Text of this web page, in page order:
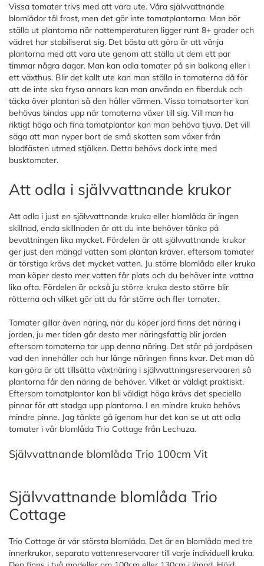
Vissa tomater trivs med att vara ute. Våra självvattnande
blomlådor tål frost, men det gör inte tomatplantorna. Man bör
ställa ut plantorna när nattemperaturen ligger runt 8+ grader och
vädret har stabiliserat sig. Det bästa att göra är att vänja
plantorna med att vara ute genom att ställa ut dem ett par
timmar några dagar. Man kan odla tomater på sin balkong eller i
ett växthus. Blir det kallt ute kan man ställa in tomaterna då för
att de inte ska frysa annars kan man använda en fiberduk och
täcka över plantan så den håller värmen. Vissa tomatsorter kan
behövas bindas upp när tomaterna växer till sig. Vill man ha
riktigt höga och fina tomatplantor kan man behöva tjuva. Det vill
säga att man nyper bort de små skotten som växer från
bladfästen utmed stjälken. Detta behövs dock inte med
busktomater.
Att odla i självvattnande krukor
Att odla i just en självvattnande kruka eller blomlåda är ingen
skillnad, enda skillnaden är att du inte behöver tänka på
bevattningen lika mycket. Fördelen är att självvattnande krukor
ger just den mängd vatten som plantan kräver, eftersom tomater
är törstiga krävs det mycket vatten. Ju större blomlåda eller kruka
man köper desto mer vatten får plats och du behöver inte vattna
lika ofta. Fördelen är också ju större kruka desto större blir
rötterna och vilket gör att du får större och fler tomater.
Tomater gillar även näring, när du köper jord finns det näring i
jorden, ju mer tiden går desto mer näringsfattig blir jorden
eftersom tomaterna tar upp denna näring. Det står på jordpåsen
vad den innehåller och hur länge näringen finns kvar. Det man då
kan göra är att tillsätta växtnäring i självvattningsreservoaren så
plantorna får den näring de behöver. Vilket är väldigt praktiskt.
Eftersom tomatplantor kan bli väldigt höga krävs det speciella
pinnar för att stadga upp plantorna. I en mindre kruka behövs
mindre pinne. Jag tänkte gå igenom hur det kan se ut att odla
tomater i vår blomlåda Trio Cottage från Lechuza.
Självvattnande blomlåda Trio 100cm Vit
Självvattnande blomlåda Trio
Cottage
Trio Cottage är vår största blomlåda. Det är en blomlåda med tre
innerkrukor, separata vattenreservoarer till varje individuell kruka.